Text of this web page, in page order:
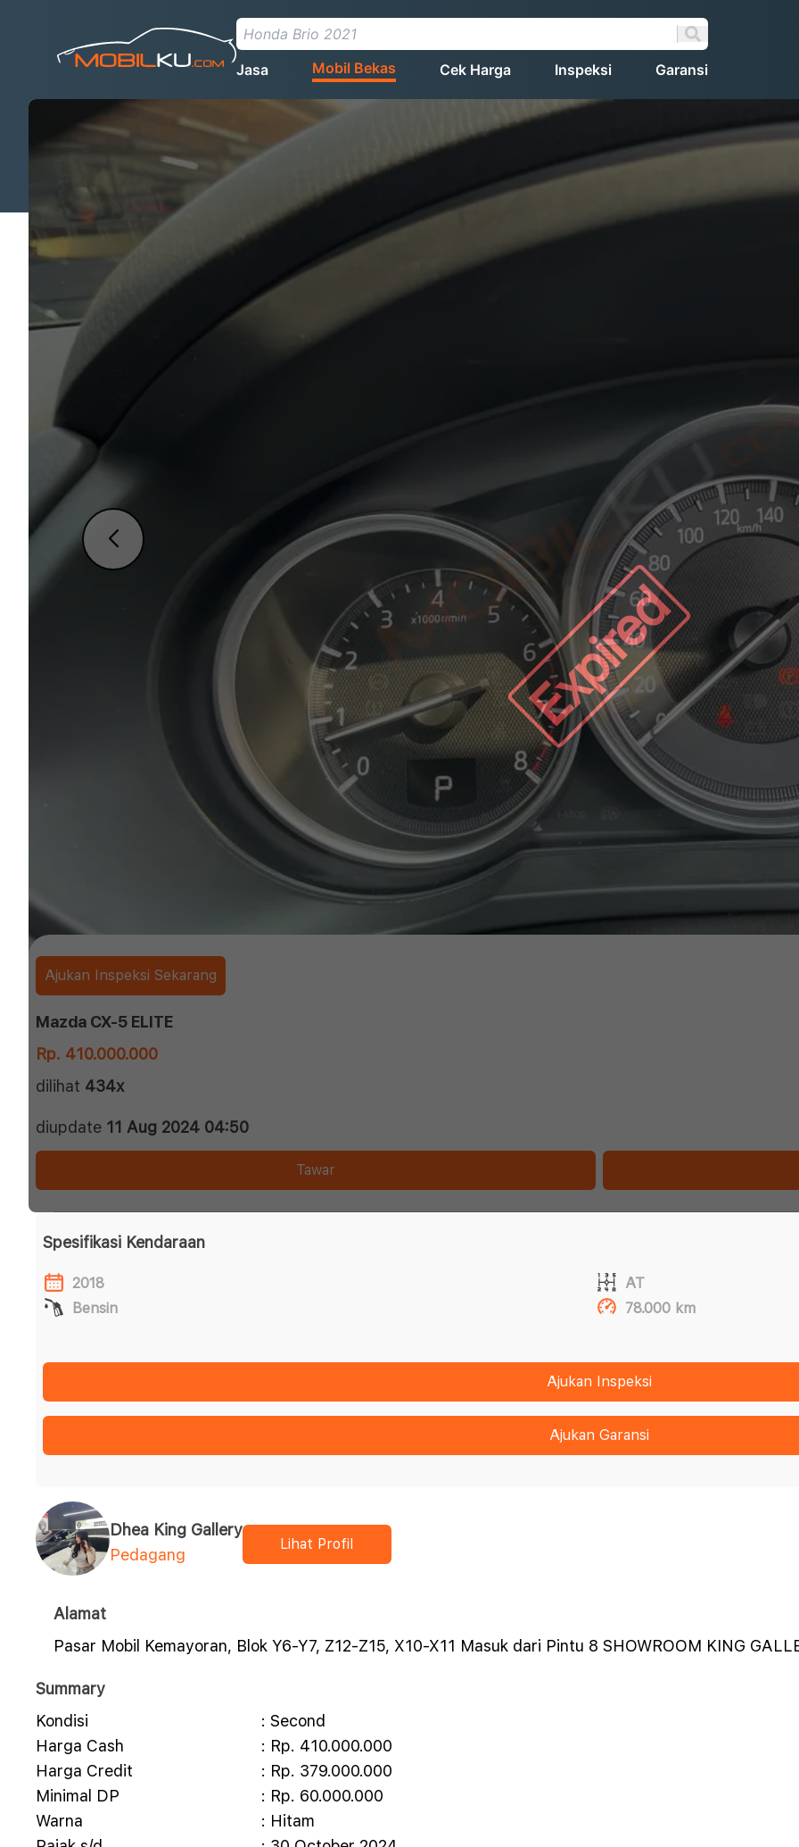
Jasa Mobil Bekas Cek Harga Inspeksi Garansi
Expired
Ajukan Inspeksi Sekarang
Mazda CX-5 ELITE
Rp. 410.000.000
dilihat 434x
diupdate 11 Aug 2024 04:50
Tawar
Spesifikasi Kendaraan
2018
AT
Bensin
78.000 km
Ajukan Inspeksi
Ajukan Garansi
Dhea King Gallery
Pedagang
Lihat Profil
Alamat
Pasar Mobil Kemayoran, Blok Y6-Y7, Z12-Z15, X10-X11 Masuk dari Pintu 8 SHOWROOM KING
Summary
Kondisi
: Second
Harga Cash
: Rp. 410.000.000
Harga Credit
: Rp. 379.000.000
Minimal DP
: Rp. 60.000.000
Warna
: Hitam